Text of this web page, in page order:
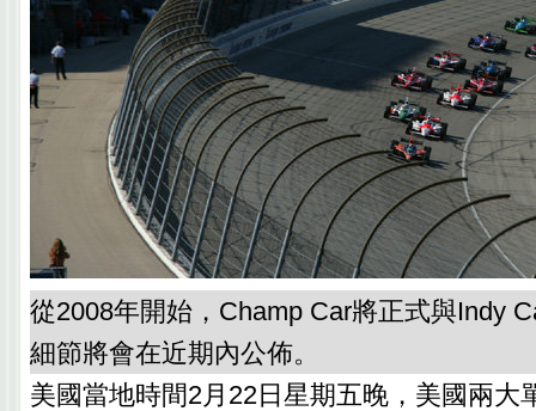
從2008年開始，Champ Car將正式與Indy
細節將會在近期內公佈。
美國當地時間2月22日星期五晚，美國兩大